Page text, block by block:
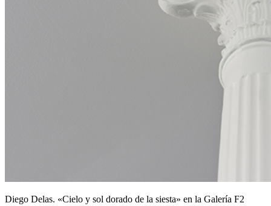
Diego Delas. «Cielo y sol dorado de la siesta» en la Galería F2